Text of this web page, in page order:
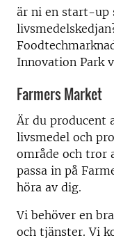
är ni en start-up
Innovation Park
Farmers Market
Är du producent
livsmedel och
område och tror
passa in på
höra av dig.
Vi behöver en
och tjänster. Vi